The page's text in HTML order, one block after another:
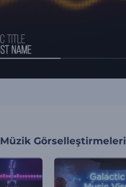
Müzik Görselleştirmeleri